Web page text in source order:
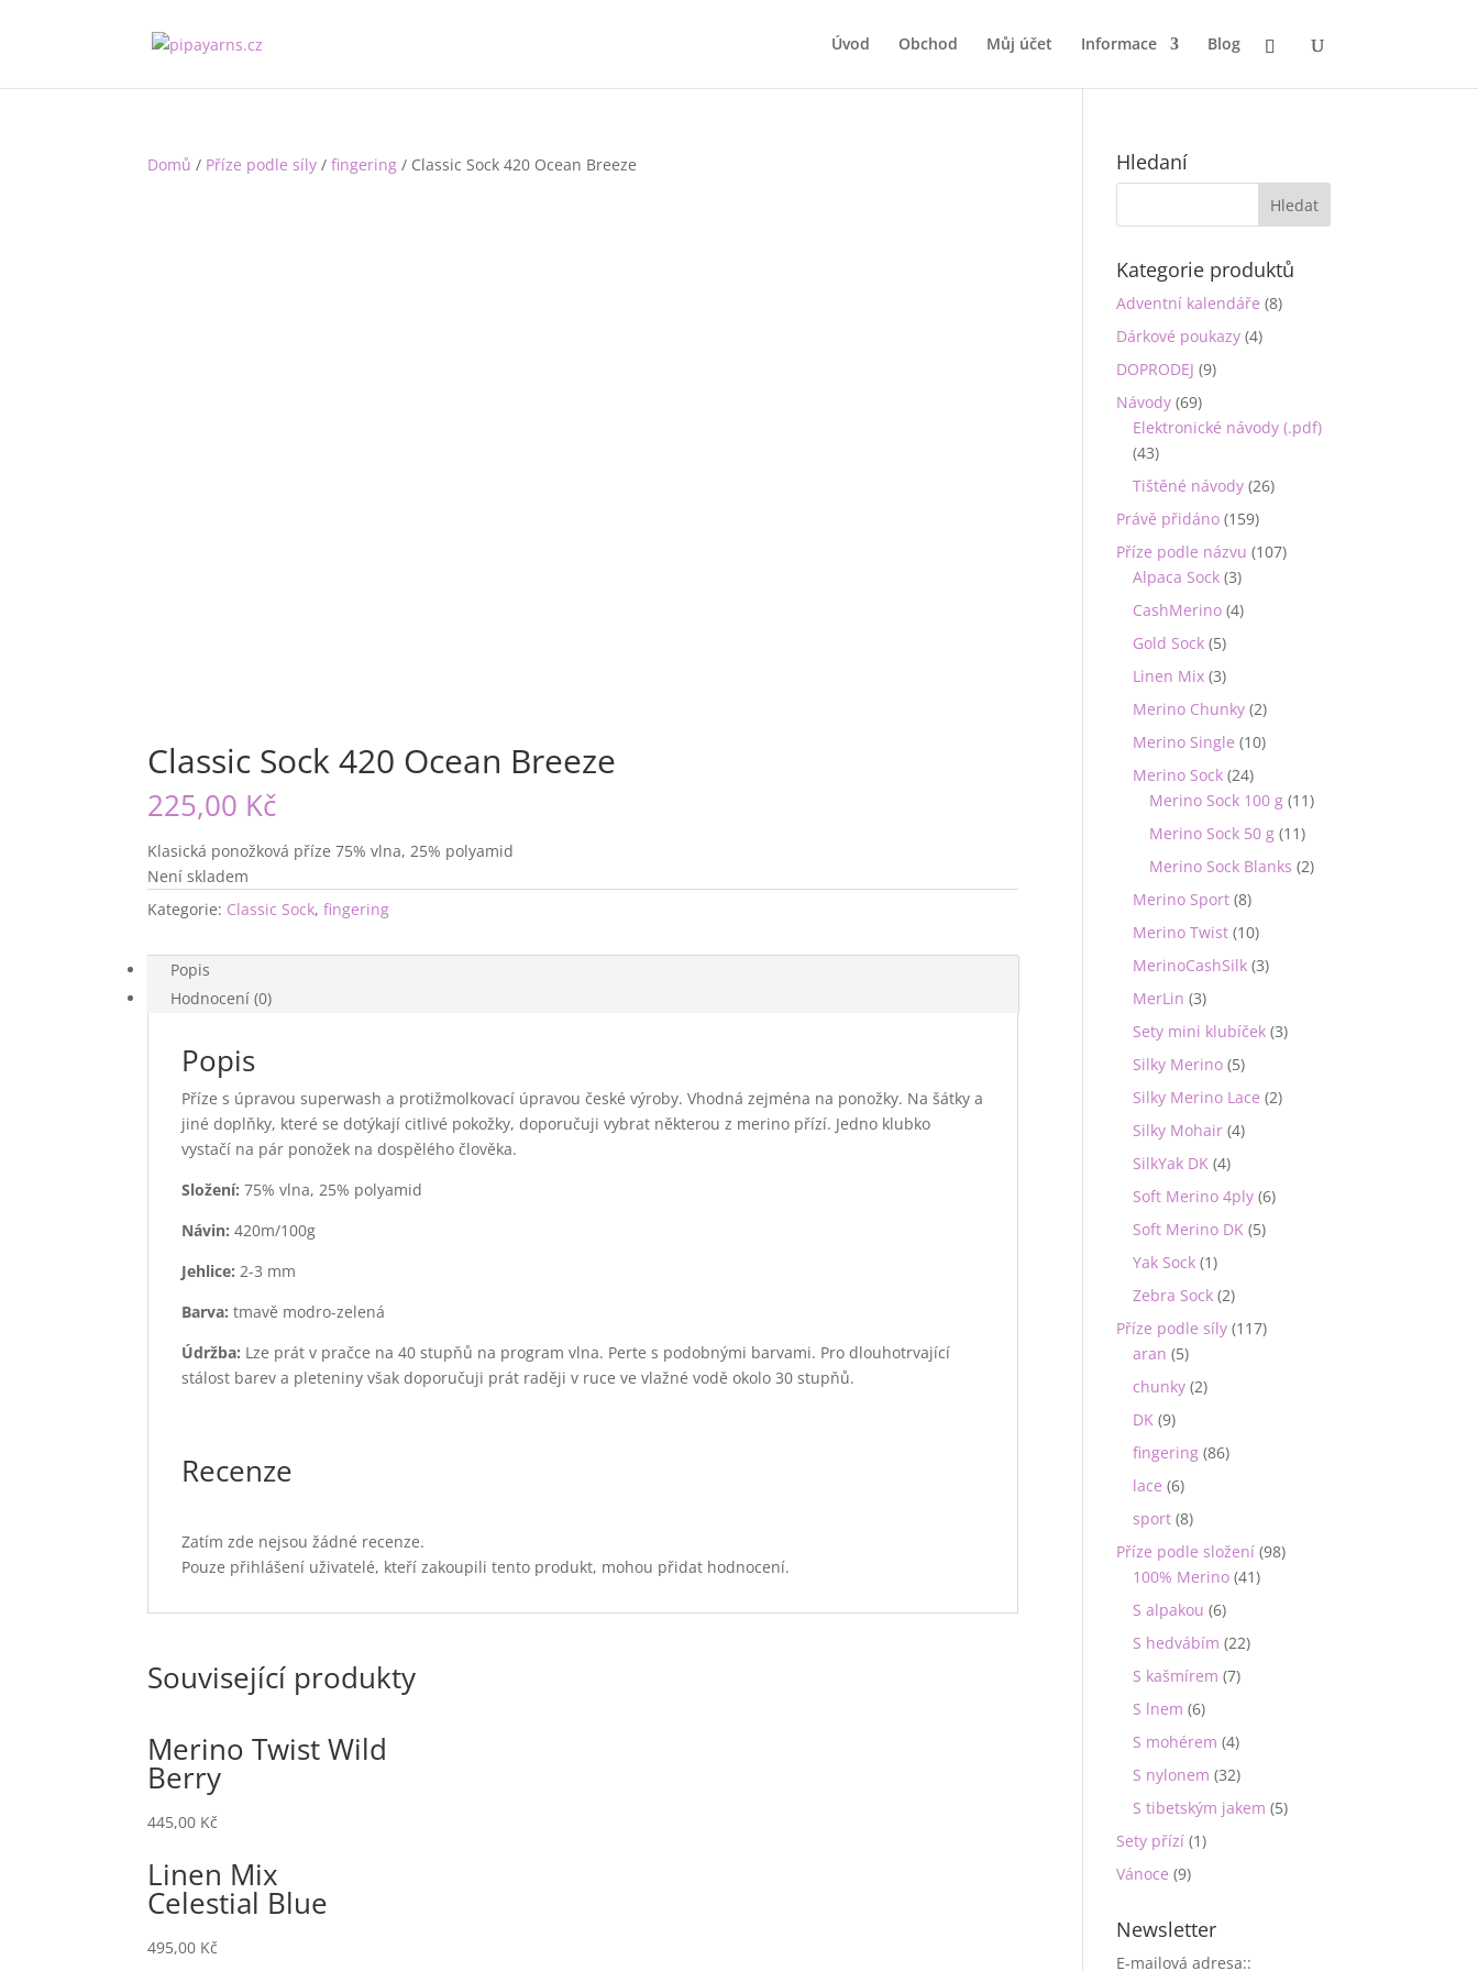
Úvod Obchod Můj účet Informace Blog
Domů / Příze podle síly /fingering / Classic Sock 420 Ocean Breeze
Classic Sock 420 Ocean Breeze
225,00 Kč
Klasická ponožková příze 75% vlna, 25% polyamid
Není skladem
Kategorie: Classic Sock,fingering
Popis
Hodnocení (0)
Popis
Příze s úpravou superwash a protižmolkovací úpravou české výroby. Vhodná zejména na ponožky. Na šátky a
jiné doplňky, které se dotýkají citlivé pokožky, doporučuji vybrat některou z merino přízí. Jedno klubko
vystačí na pár ponožek na dospělého člověka.
Složení: 75% vlna, 25% polyamid
Návin: 420m/100g
Jehlice: 2-3 mm
Barva:tmavě modro-zelená
Údržba: Lze prát v pračce na 40 stupňů na program vlna. Perte s podobnými barvami. Pro dlouhotrvající
stálost barev a pleteniny však doporučuji prát raději v ruce ve vlažné vodě okolo 30 stupňů.
Recenze
Zatím zde nejsou žádné recenze.
Pouze přihlášení uživatelé, kteří zakoupili tento produkt, mohou přidat hodnocení.
Související produkty
Merino Twist Wild
Berry
445,00 Kč
Linen Mix
Celestial Blue
495,00 Kč
Hledaní
Kategorie produktů
Adventní kalendáře (8)
Dárkové poukazy (4)
DOPRODEJ (9)
Návody (69)
Elektronické návody (.pdf)
(43)
Tištěné návody (26)
Právě přidáno (159)
Příze podle názvu (107)
Alpaca Sock (3)
CashMerino (4)
Gold Sock (5)
Linen Mix (3)
Merino Chunky (2)
Merino Single (10)
Merino Sock (24)
Merino Sock 100 g (11)
Merino Sock 50 g (11)
Merino Sock Blanks (2)
Merino Sport (8)
Merino Twist (10)
MerinoCashSilk (3)
MerLin (3)
Sety mini klubíček (3)
Silky Merino (5)
Silky Merino Lace (2)
Silky Mohair (4)
SilkYak DK (4)
Soft Merino 4ply (6)
Soft Merino DK (5)
Yak Sock (1)
Zebra Sock (2)
Příze podle síly (117)
aran (5)
chunky (2)
DK (9)
fingering (86)
lace (6)
sport (8)
Příze podle složení (98)
100% Merino (41)
S alpakou (6)
S hedvábím (22)
S kašmírem (7)
S lnem (6)
S mohérem (4)
S nylonem (32)
S tibetským jakem (5)
Sety přízí (1)
Vánoce (9)
Newsletter
E-mailová adresa::